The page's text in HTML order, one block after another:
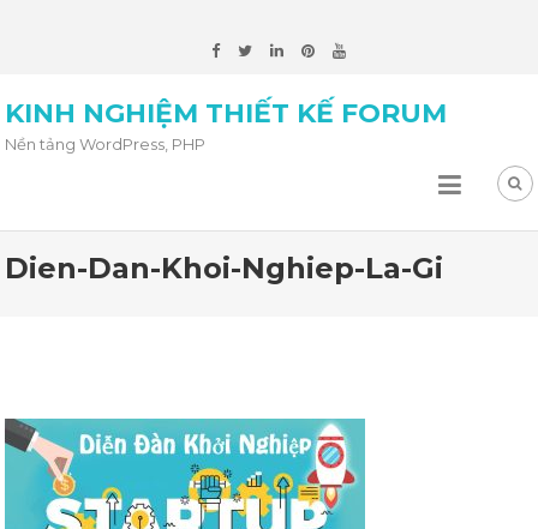
KINH NGHIỆM THIẾT KẾ FORUM
Nền tảng WordPress, PHP
Dien-Dan-Khoi-Nghiep-La-Gi